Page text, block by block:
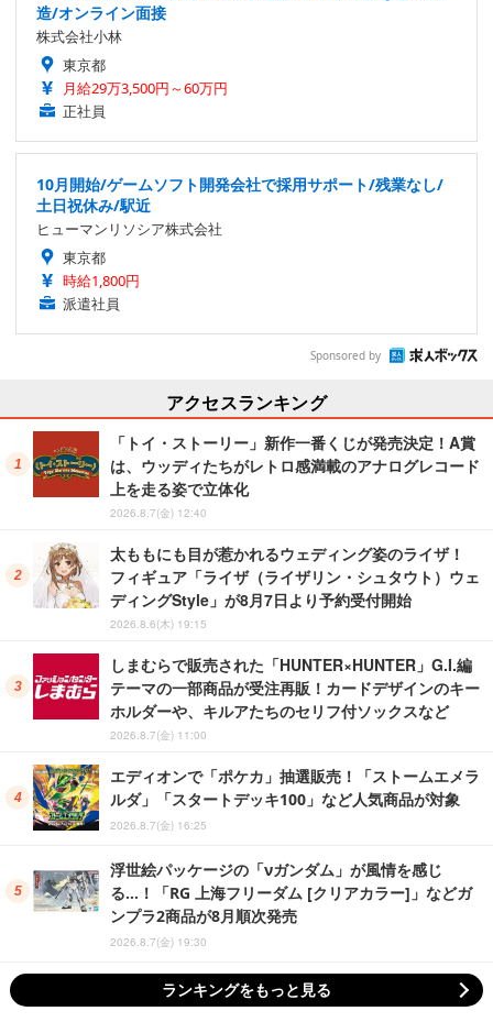
造/オンライン面接
株式会社小林
東京都
月給29万3,500円～60万円
正社員
10月開始/ゲームソフト開発会社で採用サポート/残業なし/
土日祝休み/駅近
ヒューマンリソシア株式会社
東京都
時給1,800円
派遣社員
Sponsored by
アクセスランキング
「トイ・ストーリー」新作一番くじが発売決定！A賞
は、ウッディたちがレトロ感満載のアナログレコード
上を走る姿で立体化
2026.8.7(金) 12:40
太ももにも目が惹かれるウェディング姿のライザ！
フィギュア「ライザ（ライザリン・シュタウト）ウェ
ディングStyle」が8月7日より予約受付開始
2026.8.6(木) 19:15
しまむらで販売された「HUNTER×HUNTER」G.I.編
テーマの一部商品が受注再販！カードデザインのキー
ホルダーや、キルアたちのセリフ付ソックスなど
2026.8.7(金) 11:00
エディオンで「ポケカ」抽選販売！「ストームエメラ
ルダ」「スタートデッキ100」など人気商品が対象
2026.8.7(金) 16:25
浮世絵パッケージの「νガンダム」が風情を感じ
る…！「RG 上海フリーダム [クリアカラー]」などガ
ンプラ2商品が8月順次発売
2026.8.7(金) 19:30
ランキングをもっと見る